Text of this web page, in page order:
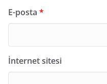
E-posta *
İnternet sitesi